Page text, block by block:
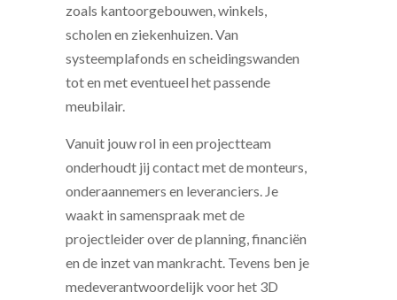
zoals kantoorgebouwen, winkels,
scholen en ziekenhuizen. Van
systeemplafonds en scheidingswanden
tot en met eventueel het passende
meubilair.
Vanuit jouw rol in een projectteam
onderhoudt jij contact met de monteurs,
onderaannemers en leveranciers. Je
waakt in samenspraak met de
projectleider over de planning, financiën
en de inzet van mankracht. Tevens ben je
medeverantwoordelijk voor het 3D